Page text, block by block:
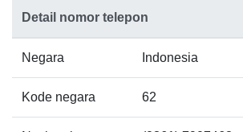
Detail nomor telepon
Negara Indonesia
Kode negara 62